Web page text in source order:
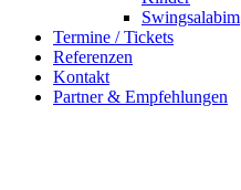
Swingsalabim
Termine / Tickets
Referenzen
Kontakt
Partner & Empfehlungen